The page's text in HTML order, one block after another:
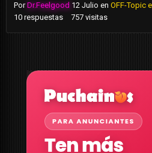
PorDr.Feelgood 12 Julio en OFF-Topic
10 respuestas 757 visitas